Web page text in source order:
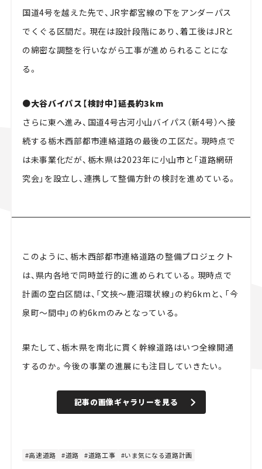
国道4号を越えた先で、JR宇都宮線の下をアンダーパス
でくぐる区間だ。現在は設計段階にあり、着工後はJRと
の綿密な調整を行いながら工事が進められることにな
る。
●大谷バイパス【検討中】延長約3km
さらに東へ進み、国道4号古河小山バイパス（新4号）へ接
続する栃木西部都市連絡道路の最後の工区だ。現時点で
は未事業化だが、栃木県は2023年に小山市と「道路網研
究会」を設立し、連携して整備方針の検討を進めている。
このように、栃木西部都市連絡道路の整備プロジェクト
は、県内各地で同時並行的に進められている。現時点で
計画の空白区間は、「文挾～鹿沼環状線」の約6kmと、「今
泉町～間中」の約6kmのみとなっている。
果たして、栃木県を南北に貫く幹線道路はいつ全線開通
するのか。今後の事業の進展にも注目していきたい。
記事の画像ギャラリーを見る
高速道路 道路 道路工事 いま気になる道路計画